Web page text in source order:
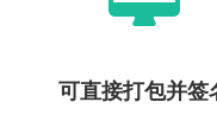
可直接打包并签